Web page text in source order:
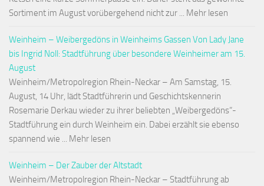
Sortiment im August vorübergehend nicht zur ... Mehr lesen
Weinheim – Weibergedöns in Weinheims Gassen Von Lady Jane
bis Ingrid Noll: Stadtführung über besondere Weinheimer am 15.
August
Weinheim/Metropolregion Rhein-Neckar – Am Samstag, 15.
August, 14 Uhr, lädt Stadtführerin und Geschichtskennerin
Rosemarie Derkau wieder zu ihrer beliebten „Weibergedöns“-
Stadtführung ein durch Weinheim ein. Dabei erzählt sie ebenso
spannend wie ... Mehr lesen
Weinheim – Der Zauber der Altstadt
Weinheim/Metropolregion Rhein-Neckar – Stadtführung ab